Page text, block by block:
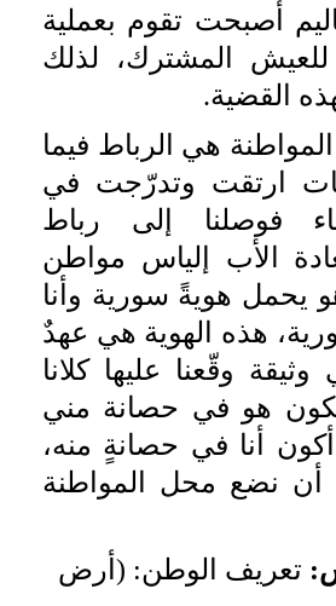
أصبحت تقوم بعملية
المشترك، لذلك
القضية.
المواطنة هي الرباط فيما
ارتقت وتدرّجت في
فوصلنا إلى رباط
الأب إلياس مواطن
يحمل هويةً سورية وأنا
هذه الهوية هي عهدٌ
وقّعنا عليها كلانا
هو في حصانة مني
أنا في حصانةٍ منه،
أن نضع محل المواطنة
تعريف الوطن: (أرض